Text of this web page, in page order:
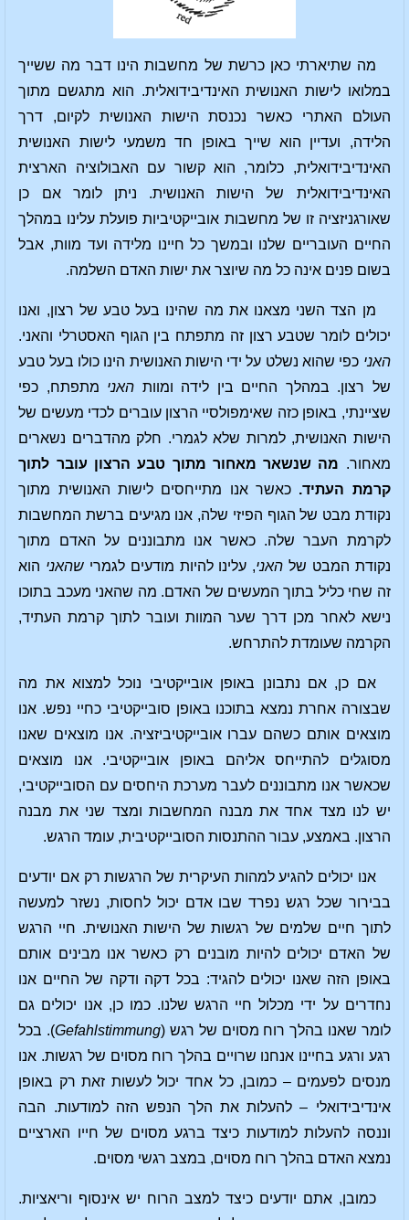
מה שתיארתי כאן כרשת של מחשבות הינו דבר מה ששייך
במלואו לישות האנושית האינדיבידואלית. הוא מתגשם מתוך
העולם האתרי כאשר נכנסת הישות האנושית לקיום, דרך
הלידה, ועדיין הוא שייך באופן חד משמעי לישות האנושית
האינדיבידואלית, כלומר, הוא קשור עם האבולוציה הארצית
האינדיבידואלית של הישות האנושית. ניתן לומר אם כן
שאורגניזציה זו של מחשבות אובייקטיביות פועלת עלינו במהלך
החיים העובריים שלנו ובמשך כל חיינו מלידה ועד מוות, אבל
בשום פנים אינה כל מה שיוצר את ישות האדם השלמה.
מן הצד השני מצאנו את מה שהינו בעל טבע של רצון, ואנו
יכולים לומר שטבע רצון זה מתפתח בין הגוף האסטרלי והאני.
האני כפי שהוא נשלט על ידי הישות האנושית הינו כולו בעל טבע
של רצון. במהלך החיים בין לידה ומוות האני מתפתח, כפי
שציינתי, באופן כזה שאימפולסיי הרצון עוברים לכדי מעשים של
הישות האנושית, למרות שלא לגמרי. חלק מהדברים נשארים
מאחור. מה שנשאר מאחור מתוך טבע הרצון עובר לתוך
קרמת העתיד. כאשר אנו מתייחסים לישות האנושית מתוך
נקודת מבט של הגוף הפיזי שלה, אנו מגיעים ברשת המחשבות
לקרמת העבר שלה. כאשר אנו מתבוננים על האדם מתוך
נקודת המבט של האני, עלינו להיות מודעים לגמרי שהאני הוא
זה שחי כליל בתוך המעשים של האדם. מה שהאני מעכב בתוכו
נישא לאחר מכן דרך שער המוות ועובר לתוך קרמת העתיד,
הקרמה שעומדת להתרחש.
אם כן, אם נתבונן באופן אובייקטיבי נוכל למצוא את מה
שבצורה אחרת נמצא בתוכנו באופן סובייקטיבי כחיי נפש. אנו
מוצאים אותם כשהם עברו אובייקטיביזציה. אנו מוצאים שאנו
מסוגלים להתייחס אליהם באופן אובייקטיבי. אנו מוצאים
שכאשר אנו מתבוננים לעבר מערכת היחסים עם הסובייקטיבי,
יש לנו מצד אחד את מבנה המחשבות ומצד שני את מבנה
הרצון. באמצע, עבור ההתנסות הסובייקטיבית, עומד הרגש.
אנו יכולים להגיע למהות העיקרית של הרגשות רק אם יודעים
בבירור שכל רגש נפרד שבו אדם יכול לחסות, נשזר למעשה
לתוך חיים שלמים של רגשות של הישות האנושית. חיי הרגש
של האדם יכולים להיות מובנים רק כאשר אנו מבינים אותם
באופן הזה שאנו יכולים להגיד: בכל דקה ודקה של החיים אנו
נחדרים על ידי מכלול חיי הרגש שלנו. כמו כן, אנו יכולים גם
לומר שאנו בהלך רוח מסוים של רגש (Gefahlstimmung). בכל
רגע ורגע בחיינו אנחנו שרויים בהלך רוח מסוים של רגשות. אנו
מנסים לפעמים – כמובן, כל אחד יכול לעשות זאת רק באופן
אינדיבידואלי – להעלות את הלך הנפש הזה למודעות. הבה
וננסה להעלות למודעות כיצד ברגע מסוים של חייו הארציים
נמצא האדם בהלך רוח מסוים, במצב רגשי מסוים.
כמובן, אתם יודעים כיצד למצב הרוח יש אינסוף וריאציות.